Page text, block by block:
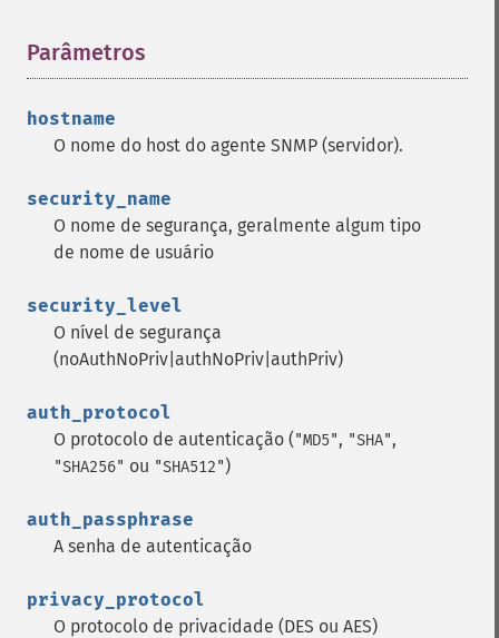
Parâmetros
hostname
O nome do host do agente SNMP (servidor).
security_name
O nome de segurança, geralmente algum tipo
de nome de usuário
security_level
O nível de segurança
(noAuthNoPriv|authNoPriv|authPriv)
auth_protocol
O protocolo de autenticação ("MD5", "SHA",
"SHA256" ou "SHA512")
auth_passphrase
A senha de autenticação
privacy_protocol
O protocolo de privacidade (DES ou AES)